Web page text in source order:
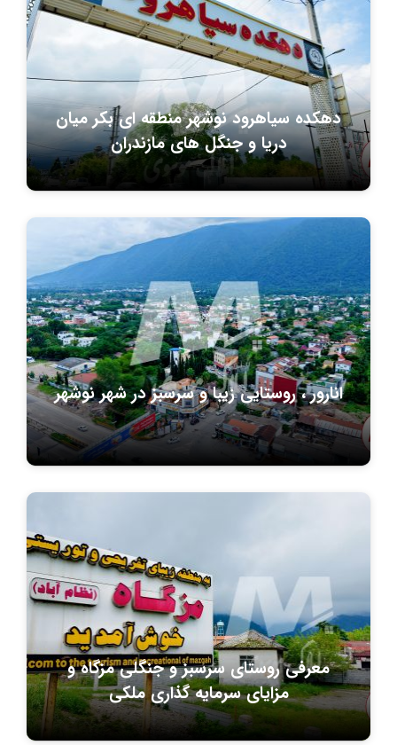
دهکده سیاهرود نوشهر منطقه ای بکر میان
دریا و جنگل های مازندران
انارور ، روستایی زیبا و سرسبز در شهر نوشهر
معرفی روستای سرسبز و جنگلی مزگاه و
مزایای سرمایه گذاری ملکی